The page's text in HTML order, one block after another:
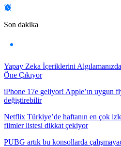
Son dakika
Yapay Zeka İçeriklerini
Öne Çıkıyor
iPhone 17e geliyor! Apple’ın uygun
değiştirebilir
Netflix Türkiye’de haftanın en çok
filmler listesi dikkat çekiyor
PUBG artık bu konsollarda